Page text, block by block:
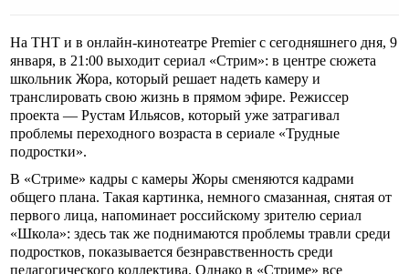
На ТНТ и в онлайн-кинотеатре Premier с сегодняшнего дня, 9
января, в 21:00 выходит сериал «Стрим»: в центре сюжета
школьник Жора, который решает надеть камеру и
транслировать свою жизнь в прямом эфире. Режиссер
проекта — Рустам Ильясов, который уже затрагивал
проблемы переходного возраста в сериале «Трудные
подростки».
В «Стриме» кадры с камеры Жоры сменяются кадрами
общего плана. Такая картинка, немного смазанная, снятая от
первого лица, напоминает российскому зрителю сериал
«Школа»: здесь так же поднимаются проблемы травли среди
подростков, показывается безнравственность среди
педагогического коллектива. Однако в «Стриме» все